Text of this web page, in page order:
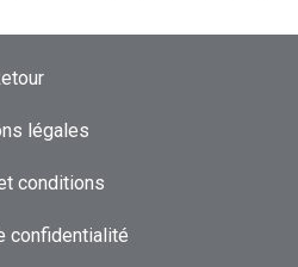
légales
conditions
confidentialité